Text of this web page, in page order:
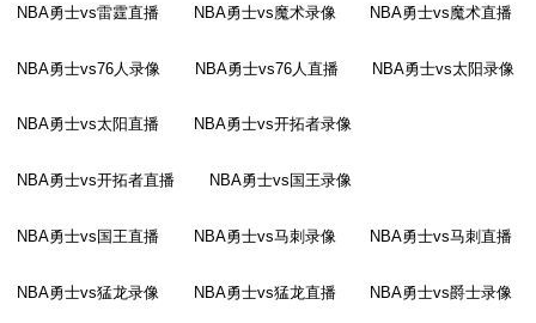
NBA勇士vs雷霆直播 NBA勇士vs魔术录像 NBA勇士vs魔术直播
NBA勇士vs76人录像 NBA勇士vs76人直播 NBA勇士vs太阳录像
NBA勇士vs太阳直播 NBA勇士vs开拓者录像
NBA勇士vs开拓者直播 NBA勇士vs国王录像
NBA勇士vs国王直播 NBA勇士vs马刺录像 NBA勇士vs马刺直播
NBA勇士vs猛龙录像 NBA勇士vs猛龙直播 NBA勇士vs爵士录像